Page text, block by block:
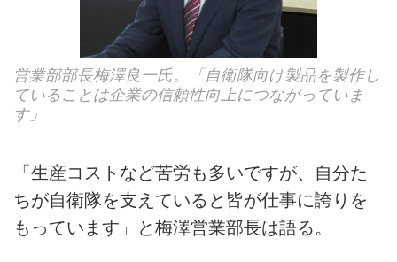
営業部部長梅澤良一氏。「自衛隊向け製品を製作し
ていることは企業の信頼性向上につながっていま
す」
「生産コストなど苦労も多いですが、自分た
ちが自衛隊を支えていると皆が仕事に誇りを
もっています」と梅澤営業部長は語る。